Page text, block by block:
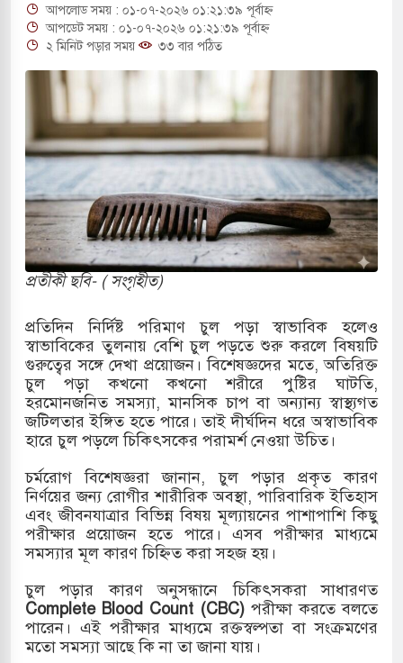
দক্ষিণ কোরিয়ার বন্দি ২৫ শতাংশ বেড়েছে
থাকুক বা না থাকুক, ইরানে একক সামরিক পদক্ষেপের
জুমার বয়ান ও নামাজ পড়াবেন দেওবন্দের
ছাড়লেন জনপ্রিয় ভারতীয় সাংবাদিক ময়ূখ রঞ্জন
অ্যারেস্ট আবেদন, বরগুনার এসআইয়ের বিরুদ্ধে
নতুন বাংলাদেশের পথচলার কেন্দ্র হবে: ড.
বিভিন্ন খাতে সৌদির বিনিয়োগের আহবান প্রধানমন্ত্রীর
হামলায় ছাত্রদল ও ছাত্রলীগের আচরণ ইসরায়েলের
পথে ইসরায়েলীরা,হাতছাড়ার ঝুঁকিতে জরুরি
আপলোড সময় : ০১-০৭-২০২৬ ০১:২১:৩৯ পূর্বাহ্ন
আপডেট সময় : ০১-০৭-২০২৬ ০১:২১:৩৯ পূর্বাহ্ন
২ মিনিট পড়ার সময়
৩৩ বার পঠিত
প্রতীকী ছবি- ( সংগৃহীত)
প্রতিদিন নির্দিষ্ট পরিমাণ চুল পড়া স্বাভাবিক হলেও
স্বাভাবিকের তুলনায় বেশি চুল পড়তে শুরু করলে বিষয়টি
গুরুত্বের সঙ্গে দেখা প্রয়োজন। বিশেষজ্ঞদের মতে, অতিরিক্ত
চুল পড়া কখনো কখনো শরীরে পুষ্টির ঘাটতি,
হরমোনজনিত সমস্যা, মানসিক চাপ বা অন্যান্য স্বাস্থ্যগত
জটিলতার ইঙ্গিত হতে পারে। তাই দীর্ঘদিন ধরে অস্বাভাবিক
হারে চুল পড়লে চিকিৎসকের পরামর্শ নেওয়া উচিত।
চর্মরোগ বিশেষজ্ঞরা জানান, চুল পড়ার প্রকৃত কারণ
নির্ণয়ের জন্য রোগীর শারীরিক অবস্থা, পারিবারিক ইতিহাস
এবং জীবনযাত্রার বিভিন্ন বিষয় মূল্যায়নের পাশাপাশি কিছু
পরীক্ষার প্রয়োজন হতে পারে। এসব পরীক্ষার মাধ্যমে
সমস্যার মূল কারণ চিহ্নিত করা সহজ হয়।
চুল পড়ার কারণ অনুসন্ধানে চিকিৎসকরা সাধারণত
Complete Blood Count (CBC)পরীক্ষা করতে বলতে
পারেন। এই পরীক্ষার মাধ্যমে রক্তস্বল্পতা বা সংক্রমণের
মতো সমস্যা আছে কি না তা জানা যায়।